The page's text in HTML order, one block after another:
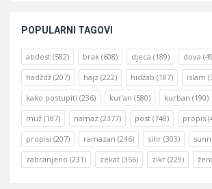
POPULARNI TAGOVI
abdest (582) brak (608) djeca (189) dova
hadždž (207) hajz (222) hidžab (187) islam
kako postupiti (236) kur'an (580) kurban (190)
muž (187) namaz (2377) post (748) propis
propisi (207) ramazan (246) sihr (303)
zabranjeno (231) zekat (356) zikr (229)